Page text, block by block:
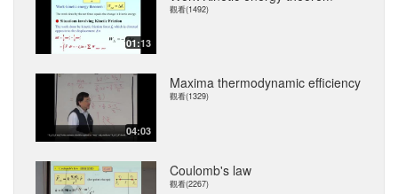
01:13
觀看(1492)
04:03
Maxima thermodynamic efficiency
觀看(1329)
Coulomb's law
觀看(2267)